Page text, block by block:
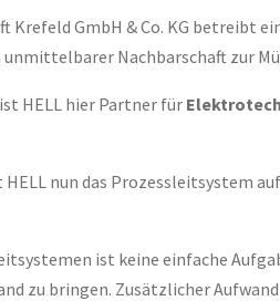
Krefeld GmbH & Co. KG betreibt
Nachbarschaft zur
HELL hier Partner für
nun das Prozessleitsystem
ist keine einfache
zu bringen. Zusätzlicher